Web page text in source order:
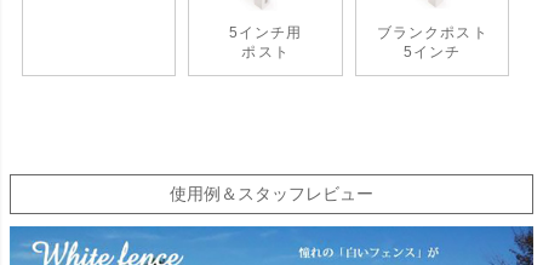
5インチ用
ポスト
ブランクポスト
5インチ
使用例＆スタッフレビュー